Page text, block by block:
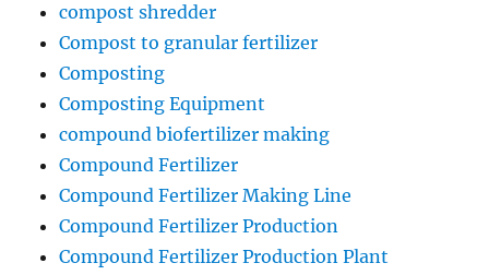
compost shredder
Compost to granular fertilizer
Composting
Composting Equipment
compound biofertilizer making
Compound Fertilizer
Compound Fertilizer Making Line
Compound Fertilizer Production
Compound Fertilizer Production Plant